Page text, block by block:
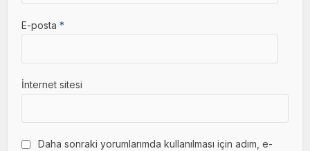
E-posta*
İnternet sitesi
Daha sonraki yorumlarımda kullanılması için adım, e-